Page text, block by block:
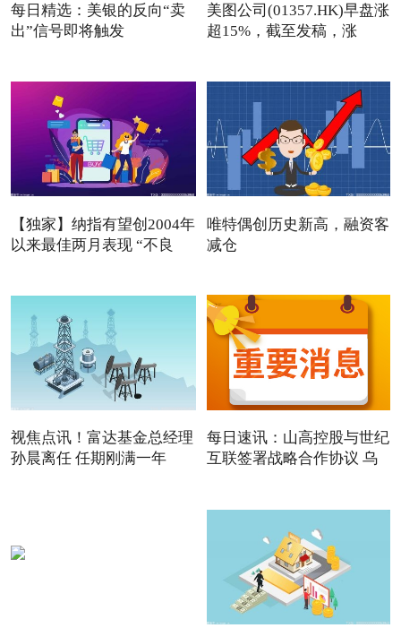
每日精选：美银的反向“卖
出”信号即将触发
美图公司(01357.HK)早盘涨
超15%，截至发稿，涨
【独家】纳指有望创2004年
以来最佳两月表现 “不良
唯特偶创历史新高，融资客
减仓
视焦点讯！富达基金总经理
孙晨离任 任期刚满一年
每日速讯：山高控股与世纪
互联签署战略合作协议 乌